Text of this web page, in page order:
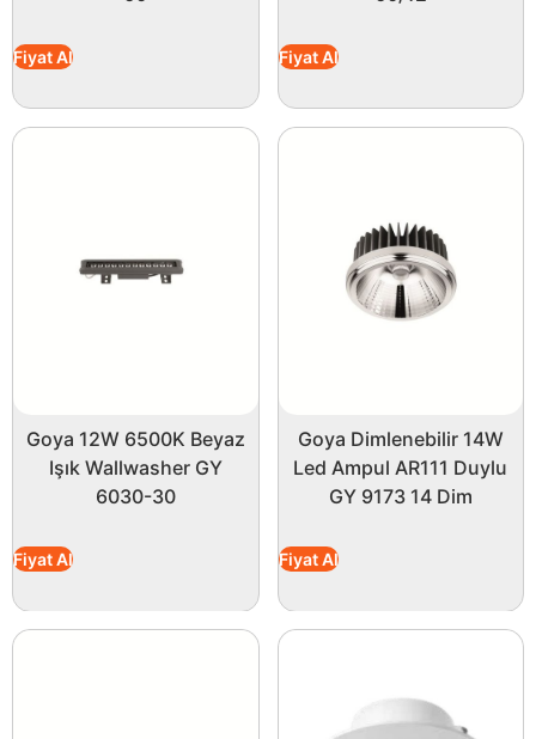
Fiyat Al Fiyat Al
Goya 12W 6500K Beyaz
Işık Wallwasher GY
6030-30
Fiyat Al
Goya Dimlenebilir 14W
Led Ampul AR111 Duylu
GY 9173 14 Dim
Fiyat Al